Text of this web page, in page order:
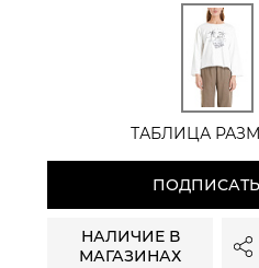
ТАБЛИЦА
НАЛИЧИЕ В
МАГАЗИНАХ